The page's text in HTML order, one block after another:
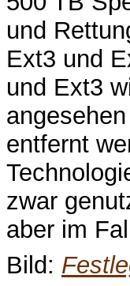
und
Ext3 und
und Ext3
entfernt
zwar
aber im
Bild: